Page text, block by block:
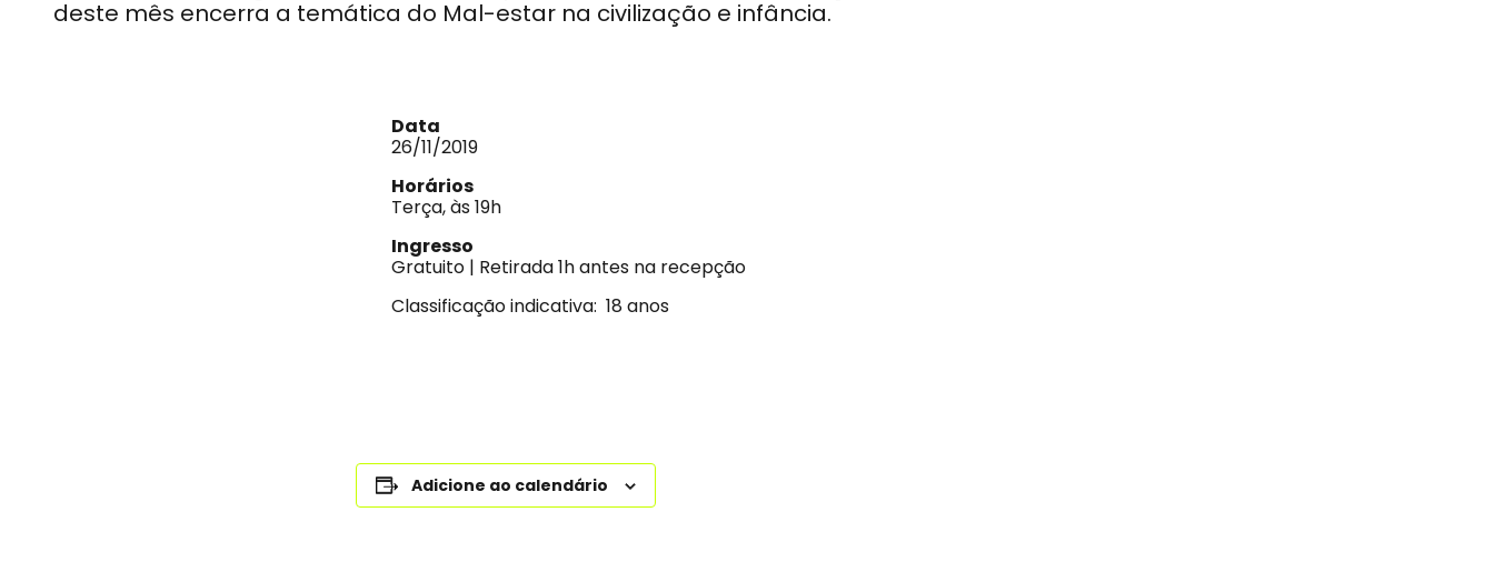
deste mês encerra a temática do Mal-estar na civilização e infância.
Data
26/11/2019
Horários
Terça, às 19h
Ingresso
Gratuito | Retirada 1h antes na recepção
Classificação indicativa: 18 anos
Adicione ao calendário